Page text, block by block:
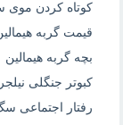
کوتاه کردن
قیمت گربه
بچه گربه هیمالین
کبوتر جنگلی
رفتار اجتماعی